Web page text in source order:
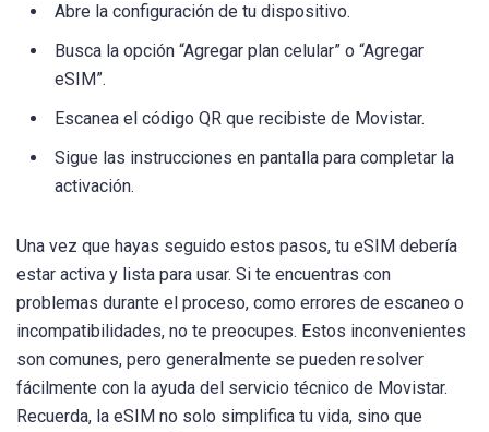
Abre la configuración de tu dispositivo.
Busca la opción “Agregar plan celular” o “Agregar
eSIM”.
Escanea el código QR que recibiste de Movistar.
Sigue las instrucciones en pantalla para completar la
activación.
Una vez que hayas seguido estos pasos, tu eSIM debería
estar activa y lista para usar. Si te encuentras con
problemas durante el proceso, como errores de escaneo o
incompatibilidades, no te preocupes. Estos inconvenientes
son comunes, pero generalmente se pueden resolver
fácilmente con la ayuda del servicio técnico de Movistar.
Recuerda, la eSIM no solo simplifica tu vida, sino que